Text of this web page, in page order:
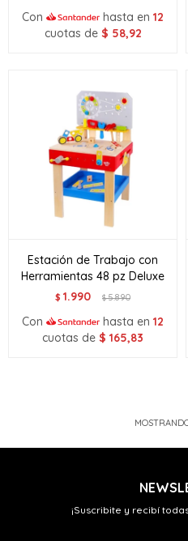
Con hasta en 12
cuotas de $ 58,92
Estación de Trabajo con
Herramientas 48 pz Deluxe
$ 1.990 $5.890
Con hasta en 12
cuotas de $ 165,83
¡Suscribite y recibí